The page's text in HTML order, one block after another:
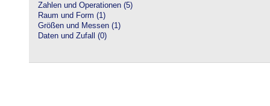
Zahlen und Operationen (5)
Raum und Form (1)
Größen und Messen (1)
Daten und Zufall (0)